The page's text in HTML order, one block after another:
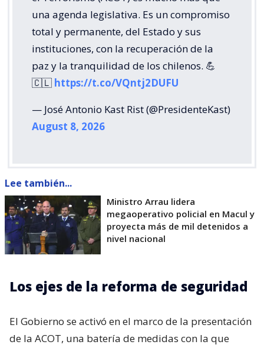
una agenda legislativa. Es un compromiso
total y permanente, del Estado y sus
instituciones, con la recuperación de la
paz y la tranquilidad de los chilenos. 💪
🇨🇱 https://t.co/VQntj2DUFU
— José Antonio Kast Rist (@PresidenteKast)
August 8, 2026
Lee también...
Ministro Arrau lidera
megaoperativo policial en Macul y
proyecta más de mil detenidos a
nivel nacional
Los ejes de la reforma de seguridad
El Gobierno se activó en el marco de la presentación
de la ACOT, una batería de medidas con la que